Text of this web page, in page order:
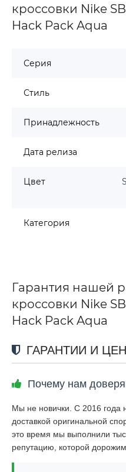
кроссовки Nike
Hack Pack Aqua
Серия
Стиль
Принадлежность
Дата релиза
Цвет
Категория
Гарантия нашей
кроссовки Nike
Hack Pack Aqua
ГАРАНТИИ И
Почему нам
Мы не новички. С 2016 года
доставкой оригинальной
это время мы выполнили
репутацию, которой дорожим.